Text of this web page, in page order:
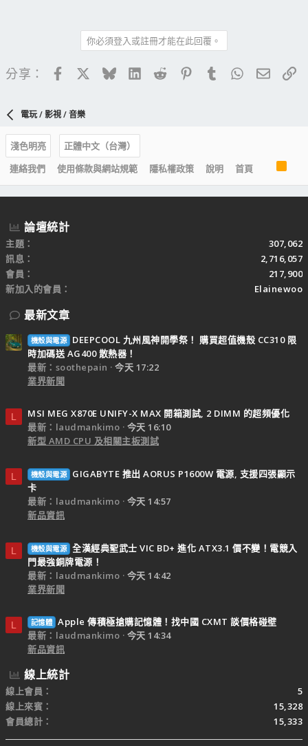
你必須登入或註冊才能在此回覆。
分享： FacebookBlueskyLinkedIn
Reddit PinterestTumblrWhatsApp
電子
電玩 / 影視 / 音樂
淺色明亮
正體中文（台灣）
連絡我們
使用條款與網站規範 隱私權政策 說明 首頁
S
論壇統計
主題
307,062
訊息
2,716,057
會員
217,900
新加入的會員
Elainewoo
最新文章
機殼與電源
DEEPCOOL 九州風神開學祭！ 購買超值機殼 CC310 限
時加碼送 AG400 散熱器！
最新：soothepain
今天 17:22
業界新聞
L
MSI MEG X870E UNIFY-X MAX 開箱測試, 2 DIMM 的超頻優化
最新：laudmankimo
今天 16:10
新型 AMD CPU 及相關主板測試
L 機殼與電源
GIGABYTE 推出 AORUS P1600W 電源, 支援四張顯示
卡
最新：laudmankimo
今天 14:57
新品資訊
L 機殼與電源 全漢經典聖武士 VIC BD+ 進化 ATX3.1 價不變！電競入
門最強銅牌電源！
最新：laudmankimo
今天 14:42
業界新聞
L 記憶體 Apple 傳積極搶購記憶體！找中國 CXMT 談價格碰壁
最新：laudmankimo
今天 14:34
新品資訊
線上統計
線上會員
5
線上來賓
15,328
會員總計
15,333